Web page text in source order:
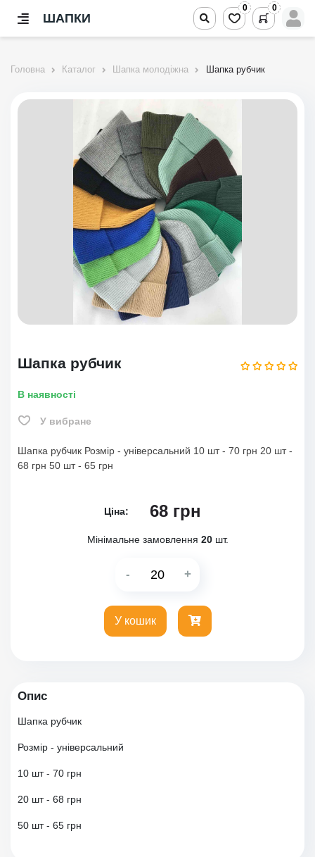
ШАПКИ
0 0
Головна Каталог Шапка молодіжна Шапка рубчик
Шапка рубчик
В наявності
У вибране
Шапка рубчик Розмір - універсальний 10 шт - 70 грн 20 шт -
68 грн 50 шт - 65 грн
Ціна: 68 грн
Мінімальне замовлення 20шт.
- +
У кошик
Опис
Шапка рубчик
Розмір - універсальний
10 шт - 70 грн
20 шт - 68 грн
50 шт - 65 грн